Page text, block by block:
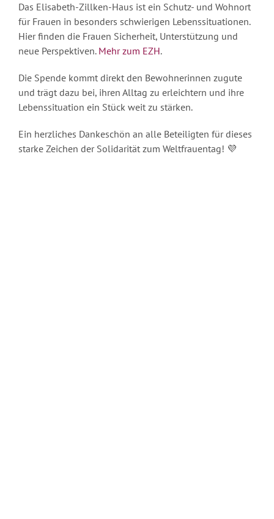
Das Elisabeth-Zillken-Haus ist ein Schutz- und Wohnort
für Frauen in besonders schwierigen Lebenssituationen.
Hier finden die Frauen Sicherheit, Unterstützung und
neue Perspektiven. Mehr zum EZH.
Die Spende kommt direkt den Bewohnerinnen zugute
und trägt dazu bei, ihren Alltag zu erleichtern und ihre
Lebenssituation ein Stück weit zu stärken.
Ein herzliches Dankeschön an alle Beteiligten für dieses
starke Zeichen der Solidarität zum Weltfrauentag! 💜